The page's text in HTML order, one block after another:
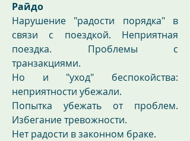
Райдо
Нарушение "радости порядка" в
связи с поездкой. Неприятная
поездка. Проблемы с
транзакциями.
Но и "уход" беспокойства:
неприятности убежали.
Попытка убежать от проблем.
Избегание тревожности.
Нет радости в законном браке.